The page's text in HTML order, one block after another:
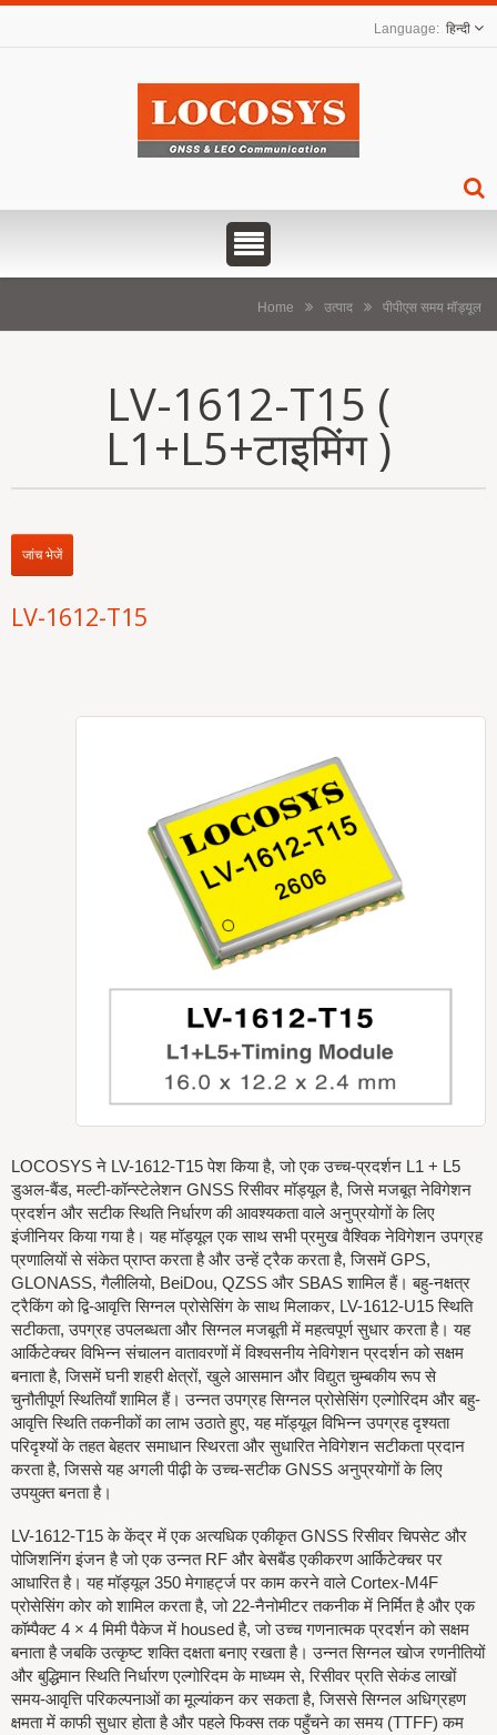
हिन्दी
Home उत्पाद पीपीएस समय मॉड्यूल
LV-1612-T15 (
L1+L5+टाइमिंग )
जांच भेजें
LV-1612-T15
LOCOSYS ने LV-1612-T15 पेश किया है, जो एक उच्च-प्रदर्शन L1 + L5
डुअल-बैंड, मल्टी-कॉन्स्टेलेशन GNSS रिसीवर मॉड्यूल है, जिसे मजबूत नेविगेशन
प्रदर्शन और सटीक स्थिति निर्धारण की आवश्यकता वाले अनुप्रयोगों के लिए
इंजीनियर किया गया है। यह मॉड्यूल एक साथ सभी प्रमुख वैश्विक नेविगेशन उपग्रह
प्रणालियों से संकेत प्राप्त करता है और उन्हें ट्रैक करता है, जिसमें GPS,
GLONASS, गैलीलियो, BeiDou, QZSS और SBAS शामिल हैं। बहु-नक्षत्र
ट्रैकिंग को द्वि-आवृत्ति सिग्नल प्रोसेसिंग के साथ मिलाकर, LV-1612-U15 स्थिति
सटीकता, उपग्रह उपलब्धता और सिग्नल मजबूती में महत्वपूर्ण सुधार करता है। यह
आर्किटेक्चर विभिन्न संचालन वातावरणों में विश्वसनीय नेविगेशन प्रदर्शन को सक्षम
बनाता है, जिसमें घनी शहरी क्षेत्रों, खुले आसमान और विद्युत चुम्बकीय रूप से
चुनौतीपूर्ण स्थितियाँ शामिल हैं। उन्नत उपग्रह सिग्नल प्रोसेसिंग एल्गोरिदम और बहु-
आवृत्ति स्थिति तकनीकों का लाभ उठाते हुए, यह मॉड्यूल विभिन्न उपग्रह दृश्यता
परिदृश्यों के तहत बेहतर समाधान स्थिरता और सुधारित नेविगेशन सटीकता प्रदान
करता है, जिससे यह अगली पीढ़ी के उच्च-सटीक GNSS अनुप्रयोगों के लिए
उपयुक्त बनता है।
LV-1612-T15 के केंद्र में एक अत्यधिक एकीकृत GNSS रिसीवर चिपसेट और
पोजिशनिंग इंजन है जो एक उन्नत RF और बेसबैंड एकीकरण आर्किटेक्चर पर
आधारित है। यह मॉड्यूल 350 मेगाहर्ट्ज पर काम करने वाले Cortex-M4F
प्रोसेसिंग कोर को शामिल करता है, जो 22-नैनोमीटर तकनीक में निर्मित है और एक
कॉम्पैक्ट 4 × 4 मिमी पैकेज में housed है, जो उच्च गणनात्मक प्रदर्शन को सक्षम
बनाता है जबकि उत्कृष्ट शक्ति दक्षता बनाए रखता है। उन्नत सिग्नल खोज रणनीतियों
और बुद्धिमान स्थिति निर्धारण एल्गोरिदम के माध्यम से, रिसीवर प्रति सेकंड लाखों
समय-आवृत्ति परिकल्पनाओं का मूल्यांकन कर सकता है, जिससे सिग्नल अधिग्रहण
क्षमता में काफी सुधार होता है और पहले फिक्स तक पहुँचने का समय (TTFF) कम